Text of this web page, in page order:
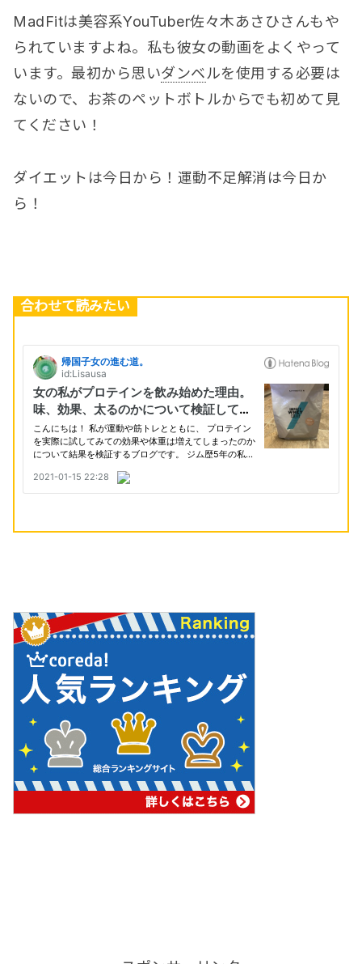
MadFitは美容系YouTuber佐々木あさひさんもや
られていますよね。私も彼女の動画をよくやって
います。最初から思いダンベルを使用する必要は
ないので、お茶のペットボトルからでも初めて見
てください！
ダイエットは今日から！運動不足解消は今日か
ら！
合わせて読みたい